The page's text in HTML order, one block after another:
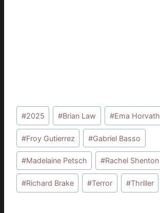
Etiquetas
de
la
entrada:
#2025 #Brian Law #Ema Horvath
#Froy Gutierrez #Gabriel Basso
#Madelaine Petsch #Rachel Shenton
#Richard Brake #Terror #Thriller